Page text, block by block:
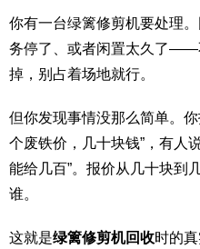
你有一台绿篱修剪机要处理
务停了、或者闲置太久了——
掉，别占着场地就行。
但你发现事情没那么简单。
个废铁价，几十块钱”，有人
能给几百”。报价从几十块到
谁。
这就是绿篱修剪机回收时的